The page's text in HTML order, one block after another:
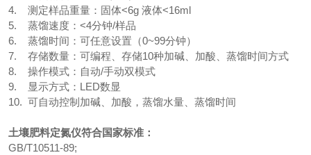
4. 测定样品重量：固体<6g 液体<16ml
5. 蒸馏速度：<4分钟/样品
6. 蒸馏时间：可任意设置（0~99分钟）
7. 存储数量：可编程、存储10种加碱、加酸、蒸馏时间方式
8. 操作模式：自动/手动双模式
9. 显示方式：LED数显
10. 可自动控制加碱、加酸，蒸馏水量、蒸馏时间
土壤肥料定氮仪符合国家标准：
GB/T10511-89;